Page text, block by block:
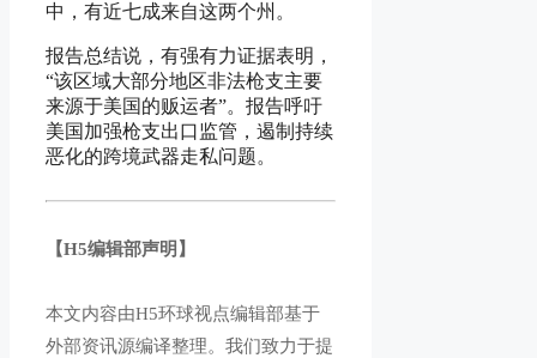
中，有近七成来自这两个州。
报告总结说，有强有力证据表明，
“该区域大部分地区非法枪支主要
来源于美国的贩运者”。报告呼吁
美国加强枪支出口监管，遏制持续
恶化的跨境武器走私问题。
【H5编辑部声明】
本文内容由H5环球视点编辑部基于
外部资讯源编译整理。我们致力于提